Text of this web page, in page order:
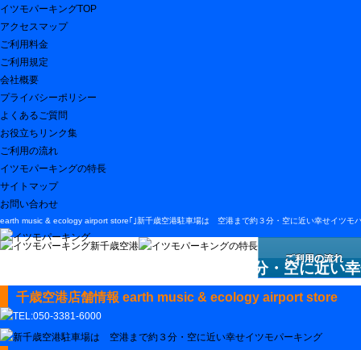
イツモパーキングTOP
アクセスマップ
ご利用料金
ご利用規定
会社概要
プライバシーポリシー
よくあるご質問
お役立ちリンク集
ご利用の流れ
イツモパーキングの特長
サイトマップ
お問い合わせ
earth music & ecology airport store｢｣新千歳空港駐車場は 空港まで約３分・空に近い幸せイツモ
新千歳空港駐車場は 空港まで約３分・空に近い
千歳空港店舗情報 earth music & ecology airport store